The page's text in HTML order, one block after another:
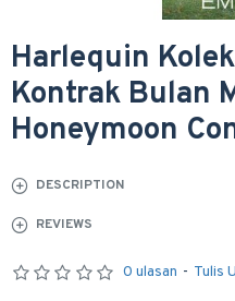
Harlequin
Kontrak Bulan
Honeymoon
DESCRIPTION
REVIEWS
0 ulasan - Tulis